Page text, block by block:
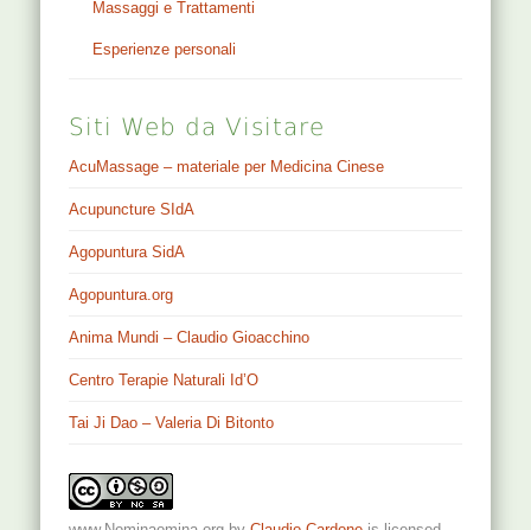
Massaggi e Trattamenti
Esperienze personali
Siti Web da Visitare
AcuMassage – materiale per Medicina Cinese
Acupuncture SIdA
Agopuntura SidA
Agopuntura.org
Anima Mundi – Claudio Gioacchino
Centro Terapie Naturali Id’O
Tai Ji Dao – Valeria Di Bitonto